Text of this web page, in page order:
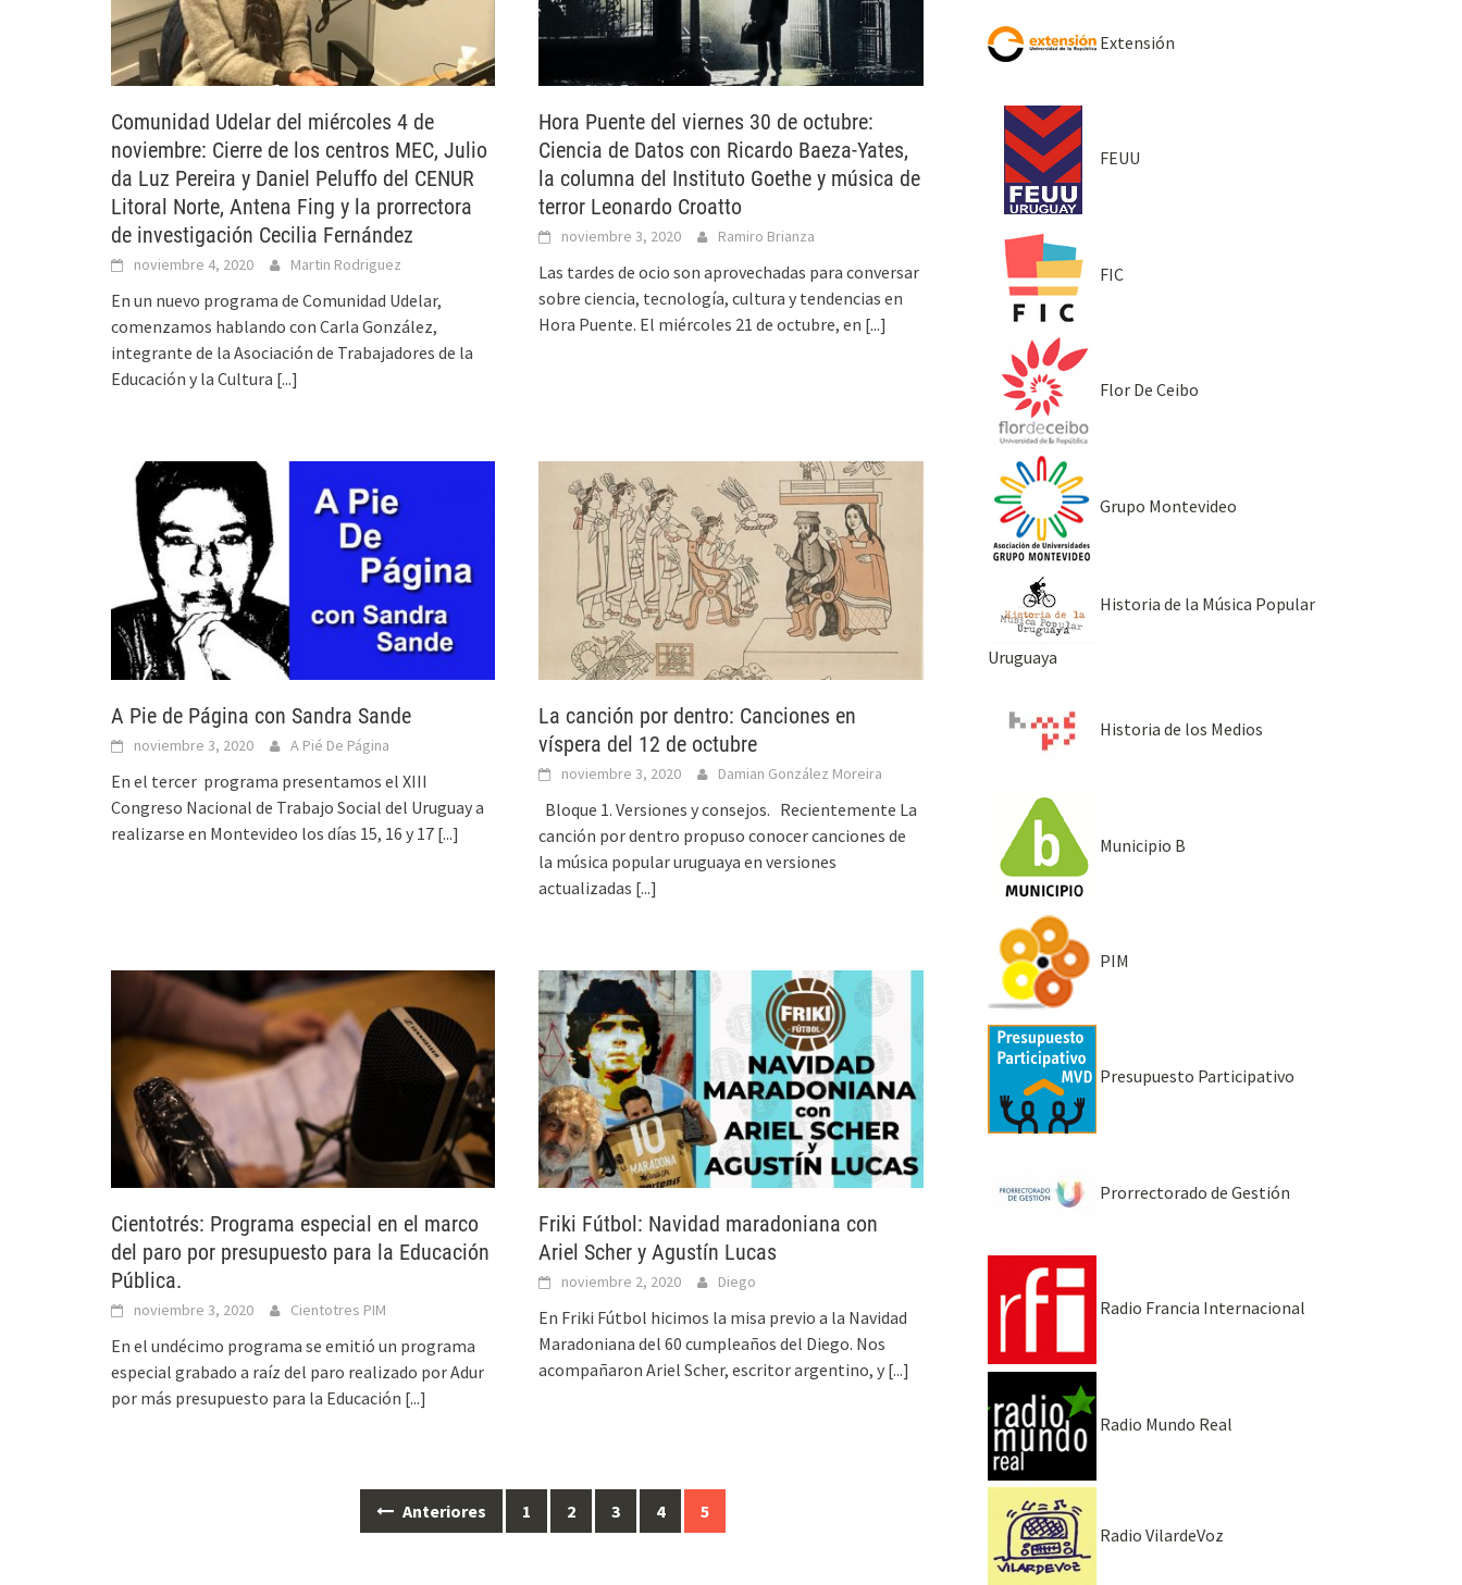
Comunidad Udelar del miércoles 4 de
noviembre: Cierre de los centros MEC, Julio
da Luz Pereira y Daniel Peluffo del CENUR
Litoral Norte, Antena Fing y la prorrectora
de investigación Cecilia Fernández
noviembre 4, 2020 Martin Rodriguez
En un nuevo programa de Comunidad Udelar,
comenzamos hablando con Carla González,
integrante de la Asociación de Trabajadores de la
Educación y la Cultura [...]
Hora Puente del viernes 30 de octubre:
Ciencia de Datos con Ricardo Baeza-Yates,
la columna del Instituto Goethe y música de
terror Leonardo Croatto
noviembre 3, 2020 Ramiro Brianza
Las tardes de ocio son aprovechadas para conversar
sobre ciencia, tecnología, cultura y tendencias en
Hora Puente. El miércoles 21 de octubre, en [...]
A Pie de Página con Sandra Sande
noviembre 3, 2020 A Pié De Página
En el tercer programa presentamos el XIII
Congreso Nacional de Trabajo Social del Uruguay a
realizarse en Montevideo los días 15, 16 y 17 [...]
La canción por dentro: Canciones en
víspera del 12 de octubre
noviembre 3, 2020 Damian González Moreira
Bloque 1. Versiones y consejos. Recientemente La
canción por dentro propuso conocer canciones de
la música popular uruguaya en versiones
actualizadas [...]
Cientotrés: Programa especial en el marco
del paro por presupuesto para la Educación
Pública.
noviembre 3, 2020 Cientotres PIM
En el undécimo programa se emitió un programa
especial grabado a raíz del paro realizado por Adur
por más presupuesto para la Educación [...]
Friki Fútbol: Navidad maradoniana con
Ariel Scher y Agustín Lucas
noviembre 2, 2020 Diego
En Friki Fútbol hicimos la misa previo a la Navidad
Maradoniana del 60 cumpleaños del Diego. Nos
acompañaron Ariel Scher, escritor argentino, y [...]
Anteriores 1 2 3 4 5
Extensión
FEUU
FIC
Flor De Ceibo
Grupo Montevideo
Historia de la Música Popular
Uruguaya
Historia de los Medios
Municipio B
PIM
Presupuesto Participativo
Prorrectorado de Gestión
Radio Francia Internacional
Radio Mundo Real
Radio VilardeVoz